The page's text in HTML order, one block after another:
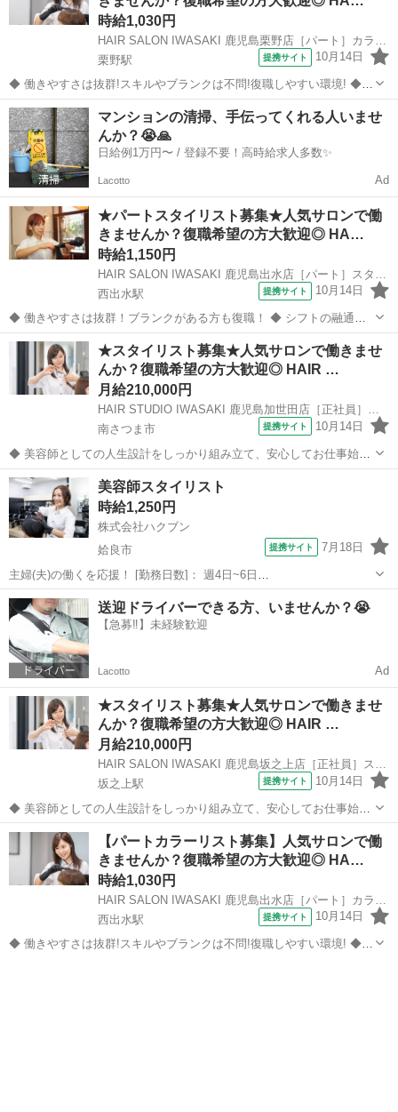
時給1,030円
栗野駅
提携サイト 10月14日
◆ 働きやすさは抜群!スキルやブランクは不問!復職しやすい環境! ◆
自分のライフスタイルに合わせて働けます。 ブランクのある方も、分
かりやすいレッスンで技術に自信をつけてから安心してデビューでき
ますよ。 働きやすさは抜...
鹿児島 姶良郡 美容師
マンションの清掃、手伝ってくれる人いませ
んか？😭🙏
日給例1万円〜 / 登録不要！高時給求人多数✨
Lacotto Ad
★パートスタイリスト募集★人気サロンで働
きませんか？復職希望の方大歓迎◎ HA…
時給1,150円
西出水駅
提携サイト 10月14日
◆ 働きやすさは抜群！ブランクがある方も復職！ ◆ シフトの融通が
利くため、自分のライフスタイルに合わせて働けます◎ブランクのあ
る方も分かりやすいレッスンで技術に自身をつけてから安心してデビ
ューできます 働きやすさは抜群...
鹿児島 出水市 西出水駅 美容師
★スタイリスト募集★人気サロンで働きませ
んか？復職希望の方大歓迎◎ HAIR …
月給210,000円
HAIR STUDIO IWASAKI 鹿児島加世田店［正社員］スタイリスト(株式会社ハクブン)
南さつま市
提携サイト 10月14日
◆ 美容師としての人生設計をしっかり組み立て、安心してお仕事始め
ませんか？ ◆ 美容師として定年の75歳まで安心して働ける環境を整
え、技術だけではなく、マネジメント業務なども幅広く学べます。 美
容師としての人生設計をしっ...
鹿児島 南さつま市 美容師
美容師スタイリスト
時給1,250円
株式会社ハクブン
姶良市
提携サイト 7月18日
主婦(夫)の働くを応援！ [勤務日数]： 週4日~6日
09:00~12:00/10:00~14:00/13:00~16:00/15:00~18:00/09:00~18:00 月/
火/水/木/金/土/日 などから選べます ...
鹿児島 姶良市 美容師
送迎ドライバーできる方、いませんか？😭
【急募‼️】未経験歓迎
Lacotto Ad
★スタイリスト募集★人気サロンで働きませ
んか？復職希望の方大歓迎◎ HAIR …
月給210,000円
HAIR SALON IWASAKI 鹿児島坂之上店［正社員］スタイリスト(株式会社ハクブン)
坂之上駅
提携サイト 10月14日
◆ 美容師としての人生設計をしっかり組み立て、安心してお仕事始め
ませんか？ ◆ 美容師として定年の75歳まで安心して働ける環境を整
え、技術だけではなく、マネジメント業務なども幅広く学べます。 美
容師としての人生設計をしっ...
鹿児島 鹿児島市 坂之上駅 美容師
【パートカラーリスト募集】人気サロンで働
きませんか？復職希望の方大歓迎◎ HA…
時給1,030円
西出水駅
提携サイト 10月14日
◆ 働きやすさは抜群!スキルやブランクは不問!復職しやすい環境! ◆